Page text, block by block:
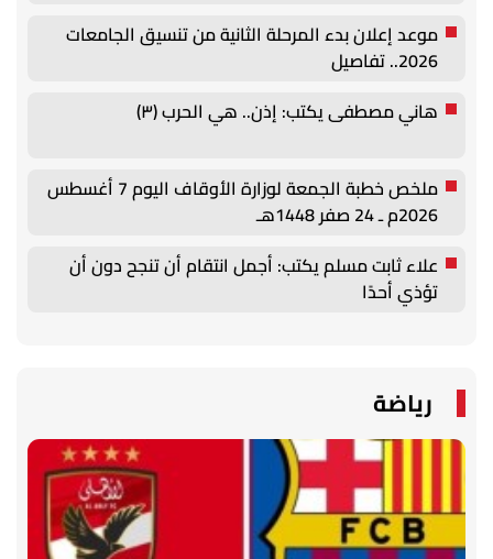
موعد إعلان بدء المرحلة الثانية من تنسيق الجامعات
2026.. تفاصيل
هاني مصطفى يكتب: إذن.. هي الحرب (٣)
ملخص خطبة الجمعة لوزارة الأوقاف اليوم 7 أغسطس
2026م ـ 24 صفر 1448هـ
علاء ثابت مسلم يكتب: أجمل انتقام أن تنجح دون أن
تؤذي أحدًا
رياضة